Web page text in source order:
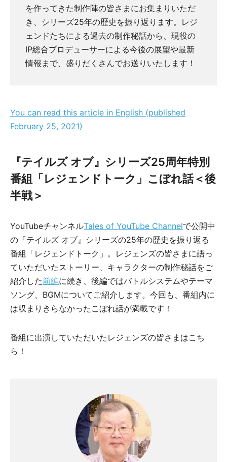
を作ってきた制作陣の皆さまにお集まりいただ
き、シリーズ25年の歴史を振り返ります。レジ
ェンドたちによる過去の制作秘話から、現役の
IP総合プロデューサーによる今後の展望や最新
情報まで、盛りだくさんでお送りいたします！
You can read this article in English (published
February 25, 2021)
『テイルズ オブ』シリーズ25周年特別
番組「レジェンドトーク」こぼれ話＜後
半戦＞
YouTubeチャンネルTales of YouTube Channelで公開中
の『テイルズ オブ』シリーズの25年の歴史を振り返る
番組「レジェンドトーク」。レジェンズの皆さまに語っ
ていただいたストーリー、キャラクターの制作秘話をご
紹介した前編に続き、後編ではバトルシステムやテーマ
ソング、BGMについてご紹介します。今回も、番組内に
は収まりきらなかったこぼれ話が満載です！
番組に出演していただいたレジェンズの皆さまはこち
ら！